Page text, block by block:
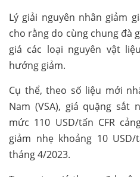
Lý giải nguyên nhân giảm
cho rằng do cùng chung đà
giá các loại nguyên vật
hướng giảm.
Cụ thể, theo số liệu mới
Nam (VSA), giá quặng sắt
mức 110 USD/tấn CFR
giảm nhẹ khoảng 10
tháng 4/2023.